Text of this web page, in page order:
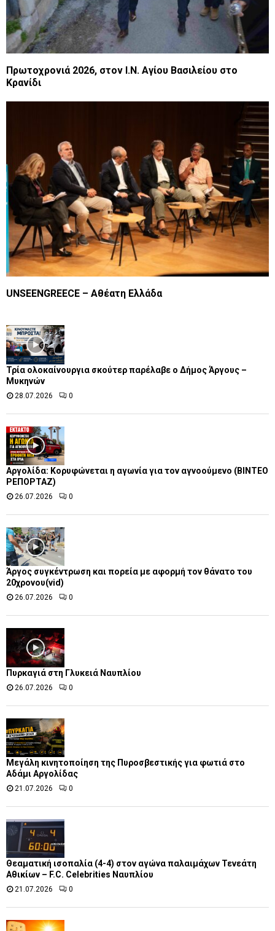
Πρωτοχρονιά 2026, στον Ι.Ν. Αγίου Βασιλείου στο
Κρανίδι
UNSEENGREECE – Αθέατη Ελλάδα
Τρία ολοκαίνουργια σκούτερ παρέλαβε o Δήμος Άργους –
Μυκηνών
28.07.2026 0
Αργολίδα: Κορυφώνεται η αγωνία για τον αγνοούμενο (ΒΙΝΤΕΟ
ΡΕΠΟΡΤΑΖ)
26.07.2026 0
Άργος συγκέντρωση και πορεία με αφορμή τον θάνατο του
20χρονου(vid)
26.07.2026 0
Πυρκαγιά στη Γλυκειά Ναυπλίου
26.07.2026 0
Μεγάλη κινητοποίηση της Πυροσβεστικής για φωτιά στο
Αδάμι Αργολίδας
21.07.2026 0
Θεαματική ισοπαλία (4-4) στον αγώνα παλαιμάχων Τενεάτη
Αθικίων – F.C. Celebrities Ναυπλίου
21.07.2026 0